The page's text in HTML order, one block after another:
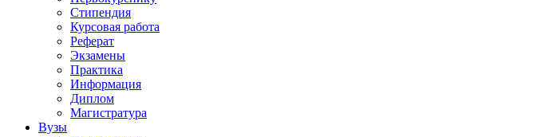
Стипендия
Курсовая работа
Реферат
Экзамены
Практика
Информация
Диплом
Магистратура
Вузы